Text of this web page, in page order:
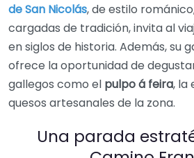
de San Nicolás, de estilo
cargadas de tradición, invita al
en siglos de historia. Además, su
ofrece la oportunidad de
gallegos como el pulpo á feira, la
quesos artesanales de la zona.
Una parada